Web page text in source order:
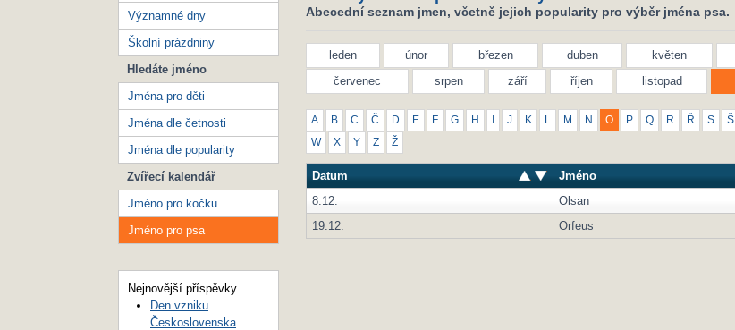
Abecední seznam jmen, včetně jejich popularity pro výběr jména psa.
leden únor březen duben květen
červenec
srpen září říjen listopad
A B C Č D E F G H J K M N O P Q R Ř S Š
W X Y Z Ž
Datum
Jméno
8.12.
Olsan
19.12.
Orfeus
Významné dny
Školní prázdniny
Hledáte jméno
Jména pro děti
Jména dle četnosti
Jména dle popularity
Zvířecí kalendář
Jméno pro kočku
Jméno pro psa
Nejnovější příspěvky
Den vzniku
Československa